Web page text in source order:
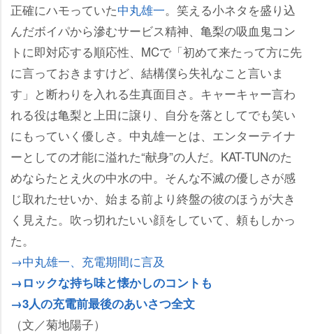
正確にハモっていた中丸雄一。笑える小ネタを盛り込
んだボイパから滲むサービス精神、亀梨の吸血鬼コン
トに即対応する順応性、MCで「初めて来たって方に先
に言っておきますけど、結構僕ら失礼なこと言いま
す」と断わりを入れる生真面目さ。キャーキャー言わ
れる役は亀梨と上田に譲り、自分を落としてでも笑い
にもっていく優しさ。中丸雄一とは、エンターテイナ
ーとしての才能に溢れた“献身”の人だ。KAT-TUNのた
めならたとえ火の中水の中。そんな不滅の優しさが感
じ取れたせいか、始まる前より終盤の彼のほうが大き
く見えた。吹っ切れたいい顔をしていて、頼もしかっ
た。
→中丸雄一、充電期間に言及
→ロックな持ち味と懐かしのコントも
→3人の充電前最後のあいさつ全文
（文／菊地陽子）